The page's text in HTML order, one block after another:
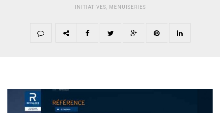
INITIATIVES MENUISERIES